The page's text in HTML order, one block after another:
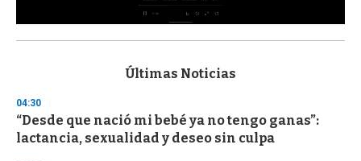
s
d
s
o
f
Últimas Noticias
04:30
“Desde que nació mi bebé ya no tengo ganas”:
lactancia, sexualidad y deseo sin culpa